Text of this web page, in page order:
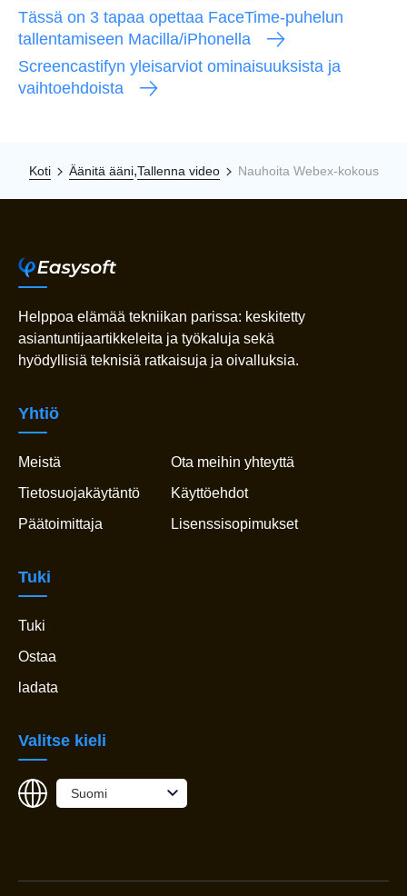
Tässä on 3 tapaa opettaa FaceTime-puhelun
tallentamiseen Macilla/iPhonella
Screencastifyn yleisarviot ominaisuuksista ja
vaihtoehdoista
Koti Äänitä ääni,Tallenna video Nauhoita Webex-kokous
Helppoa elämää tekniikan parissa: keskitetty
asiantuntijaartikkeleita ja työkaluja sekä
hyödyllisiä teknisiä ratkaisuja ja oivalluksia.
Yhtiö
Meistä
Ota meihin yhteyttä
Tietosuojakäytäntö
Käyttöehdot
Päätoimittaja
Lisenssisopimukset
Tuki
Tuki
Ostaa
ladata
Valitse kieli
Suomi